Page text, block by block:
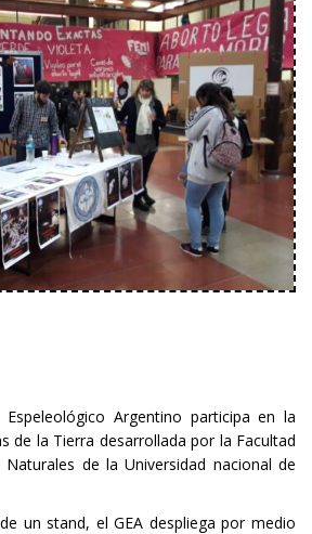
Argentino participa en la
de la Tierra desarrollada por la Facultad
Naturales de la Universidad nacional de
un stand, el GEA despliega por medio